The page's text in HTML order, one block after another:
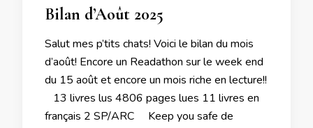
Bilan d’Août 2025
Salut mes p’tits chats! Voici le bilan du mois
d’août! Encore un Readathon sur le week end
du 15 août et encore un mois riche en lecture!!
13 livres lus 4806 pages lues 11 livres en
français 2 SP/ARC Keep you safe de